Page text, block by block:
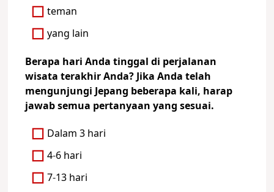
teman
yang lain
Berapa hari Anda tinggal di perjalanan
wisata terakhir Anda? Jika Anda telah
mengunjungi Jepang beberapa kali, harap
jawab semua pertanyaan yang sesuai.
Dalam 3 hari
4-6 hari
7-13 hari